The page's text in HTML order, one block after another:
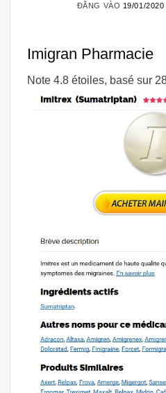
ĐĂNG VÀO 19/01/2020
Imigran Pharmacie
Note 4.8 étoiles, basé sur